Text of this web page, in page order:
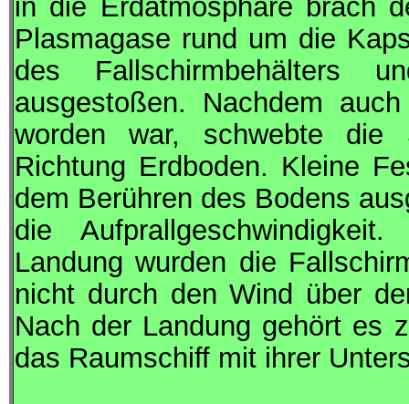
in die Erdatmosphäre brach
Plasmagase rund um die
des Fallschirmbehälters
ausgestoßen. Nachdem
worden war, schwebte die
Richtung Erdboden. Kleine
dem Berühren des Bodens
die
Landung wurden die
nicht durch den Wind über
Nach der Landung gehört es
das Raumschiff mit ihrer